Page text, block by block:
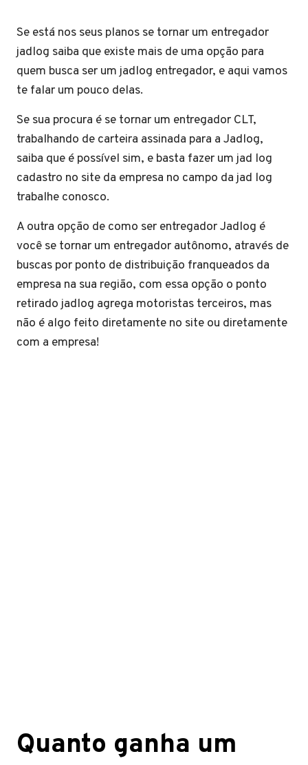
Se está nos seus planos se tornar um entregador
jadlog saiba que existe mais de uma opção para
quem busca ser um jadlog entregador, e aqui vamos
te falar um pouco delas.
Se sua procura é se tornar um entregador CLT,
trabalhando de carteira assinada para a Jadlog,
saiba que é possível sim, e basta fazer um jad log
cadastro no site da empresa no campo da jad log
trabalhe conosco.
A outra opção de como ser entregador Jadlog é
você se tornar um entregador autônomo, através de
buscas por ponto de distribuição franqueados da
empresa na sua região, com essa opção o ponto
retirado jadlog agrega motoristas terceiros, mas
não é algo feito diretamente no site ou diretamente
com a empresa!
Quanto ganha um